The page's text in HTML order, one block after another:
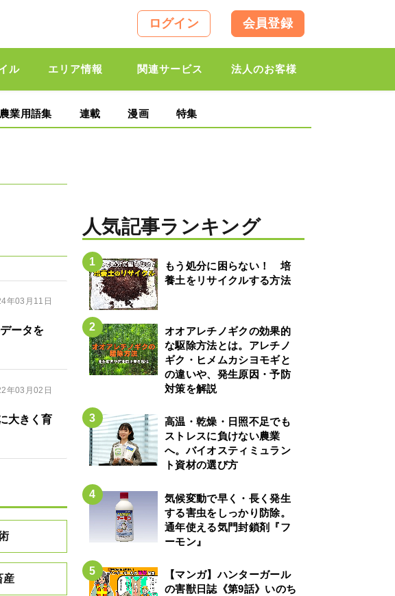
ログイン 会員登録
ル エリア情報 関連サービス 法人のお客様
農業用語集 連載 漫画 特集
年03月11日
ータを
年03月02日
大きく育
産
人気記事ランキング
もう処分に困らない！ 培
養土をリサイクルする方法
オオアレチノギクの効果的
な駆除方法とは。アレチノ
ギク・ヒメムカシヨモギと
の違いや、発生原因・予防
対策を解説
高温・乾燥・日照不足でも
ストレスに負けない農業
へ。バイオスティミュラン
ト資材の選び方
気候変動で早く・長く発生
する害虫をしっかり防除。
通年使える気門封鎖剤『フ
ーモン』
【マンガ】ハンターガール
の害獣日誌《第9話》いのち